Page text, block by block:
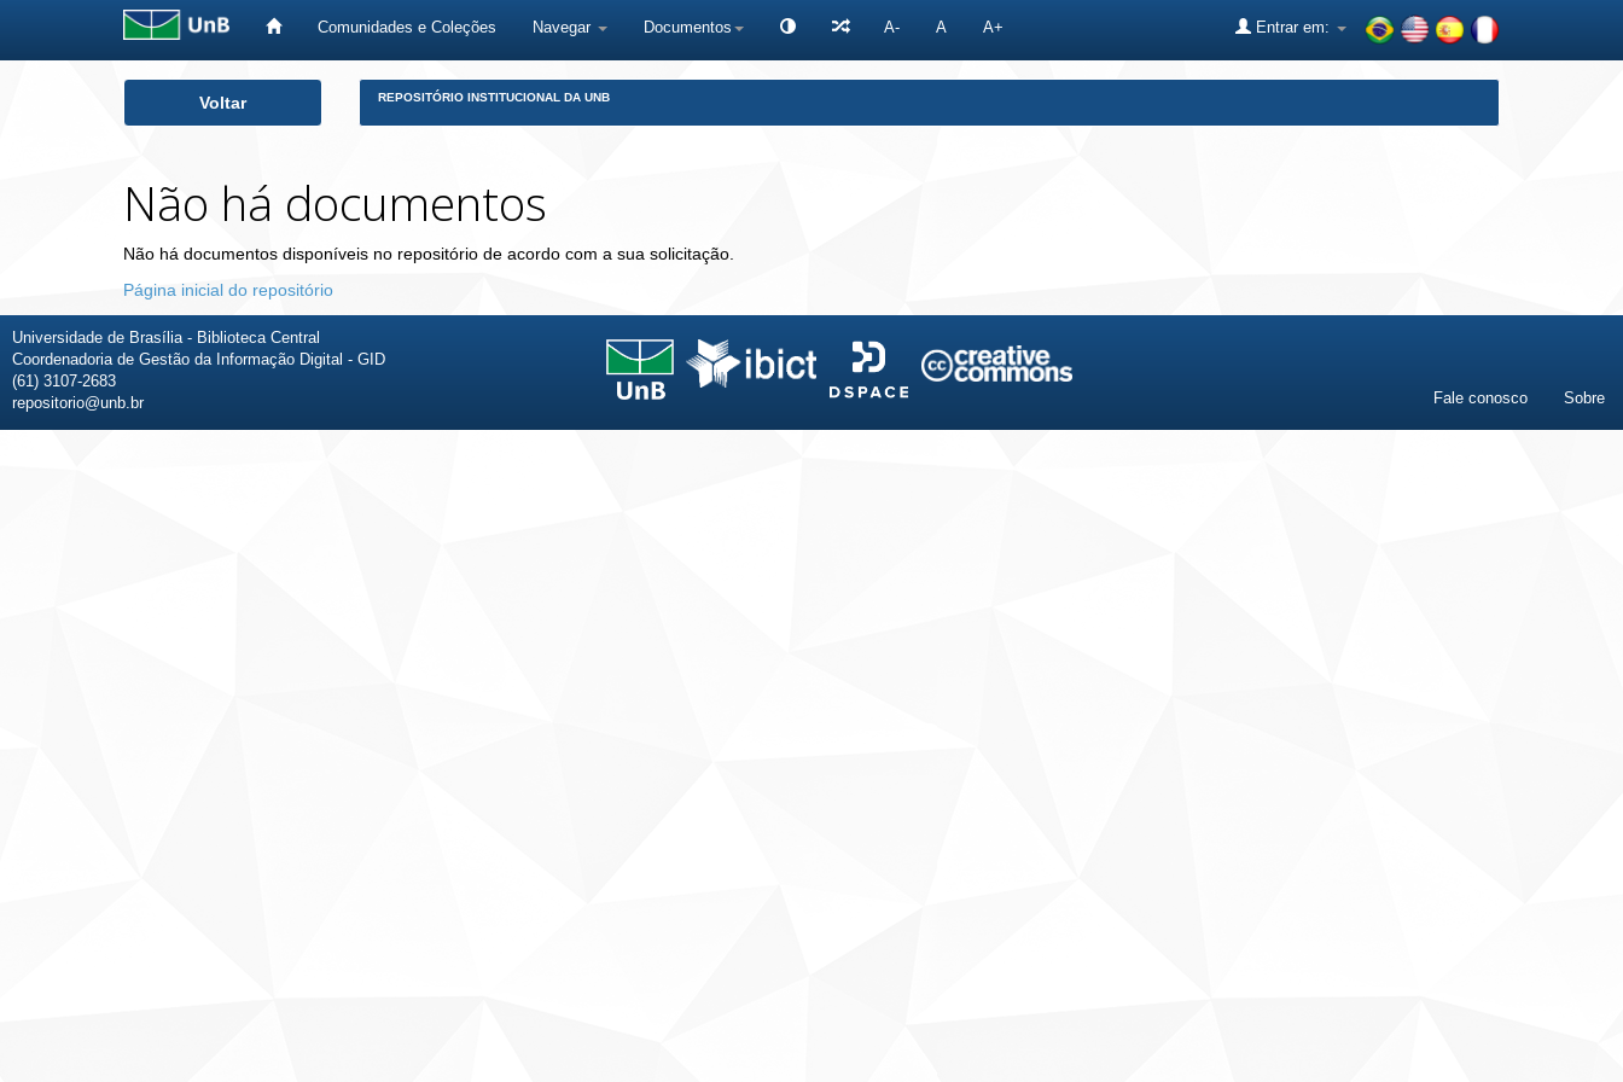
Comunidades e Coleções Navegar Documentos A- A A+ Entrar em:
Voltar REPOSITÓRIO INSTITUCIONAL DA UNB
Não há documentos
Não há documentos disponíveis no repositório de acordo com a sua solicitação.
Página inicial do repositório
Universidade de Brasília - Biblioteca Central
Coordenadoria de Gestão da Informação Digital - GID
(61) 3107-2683
repositorio@unb.br
Fale conosco Sobre